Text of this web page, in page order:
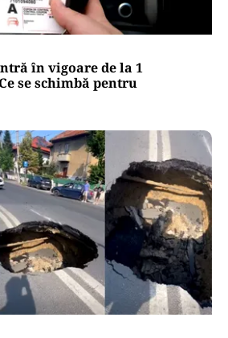
în vigoare de la 1
se schimbă pentru